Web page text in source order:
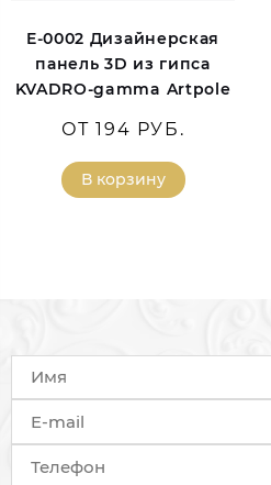
E-0002 Дизайнерская
панель 3D из гипса
KVADRO-gamma Artpole
ОТ 194 РУБ.
В корзину